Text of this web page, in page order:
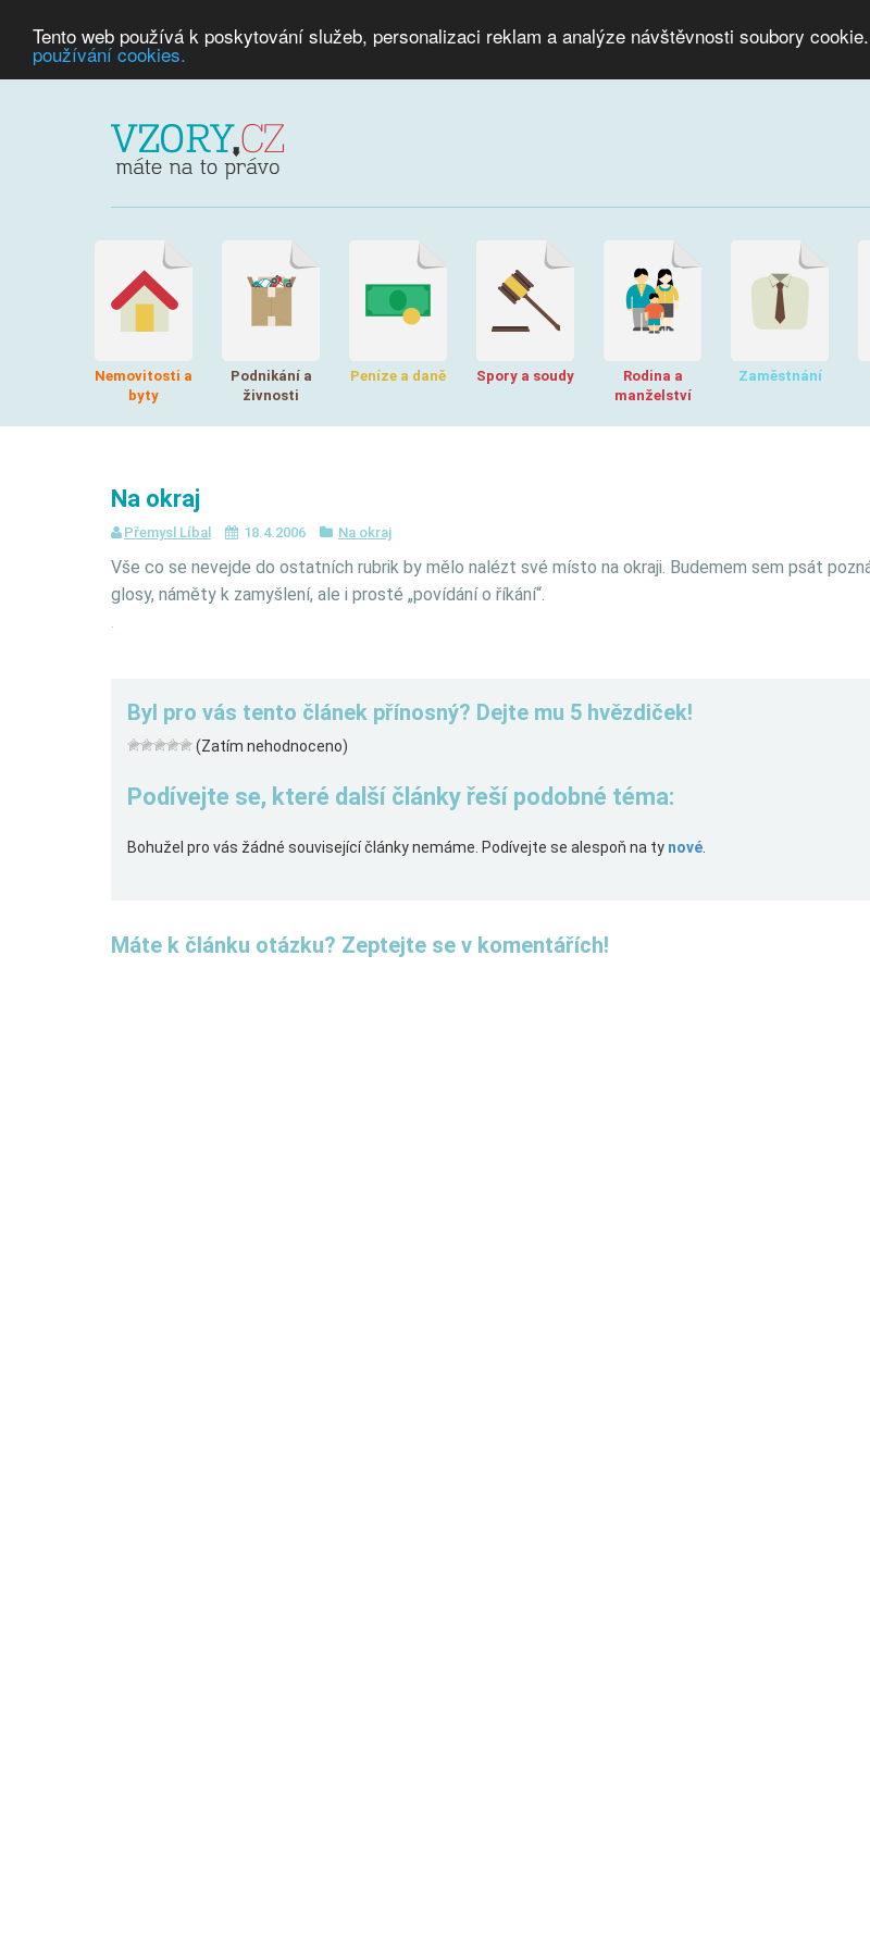
Tento web používá k poskytování služeb, personalizaci reklam a analýze návštěvnosti soubory
používání cookies.
Nemovitosti a
byty
Podnikání a
živnosti
Peníze a daně Spory a soudy
Rodina a
manželství
Zaměstnání
Na okraj
Přemysl Líbal 18.4.2006 Na okraj
Vše co se nevejde do ostatních rubrik by mělo nalézt své místo na okraji. Budemem sem psát
glosy, náměty k zamyšlení, ale i prosté „povídání o říkání“.
.
Byl pro vás tento článek přínosný? Dejte mu 5 hvězdiček!
(Zatím nehodnoceno)
Podívejte se, které další články řeší podobné téma:
Bohužel pro vás žádné související články nemáme. Podívejte se alespoň na ty nové
Máte k článku otázku? Zeptejte se v komentářích!